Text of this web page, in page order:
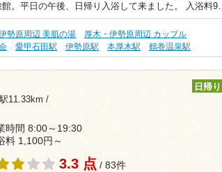
。平日の午後、日帰り入浴して来ました。 入浴料
勢原周辺 美肌の湯
厚木・伊勢原周辺 カップル
愛甲石田駅 伊勢原駅 本厚木駅 鶴巻温泉駅
11.33km /
日帰り
時間 8:00～19:30
料 1,100円～
3.3 点 / 83件